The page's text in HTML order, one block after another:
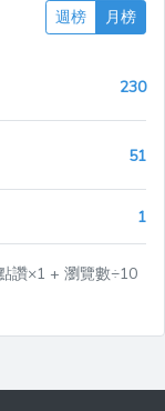
週榜 月榜
230
51
1
讚×1 + 瀏覽數÷10